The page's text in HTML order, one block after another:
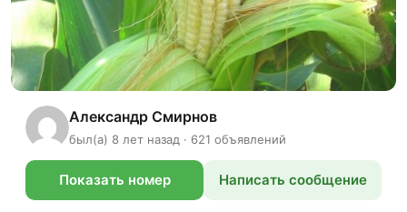
Александр Смирнов
был(а) 8 лет назад · 621 объявлений
Показать номер Написать сообщение